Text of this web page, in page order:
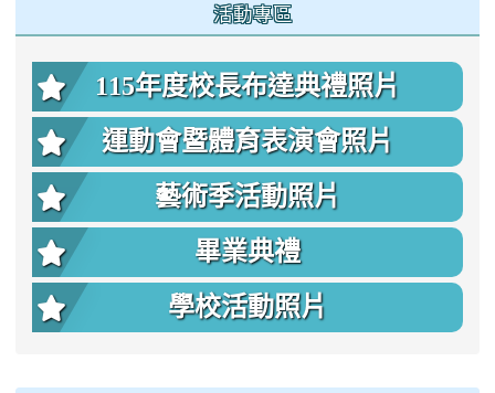
活動專區
115年度校長布達典禮照片
運動會暨體育表演會照片
藝術季活動照片
畢業典禮
學校活動照片